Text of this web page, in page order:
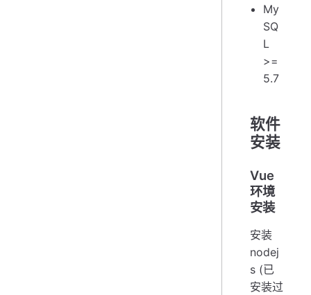
My
SQ
L
>=
5.7
软件
安装
Vue
环境
安装
安装
nodej
s (已
安装过